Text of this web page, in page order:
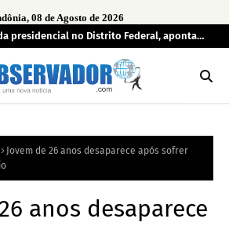
08 de Agosto de 2026
presidencial no Distrito Federal, aponta
aparece em segundo
Jovem de 26 anos desaparece após sofrer
anos desaparece